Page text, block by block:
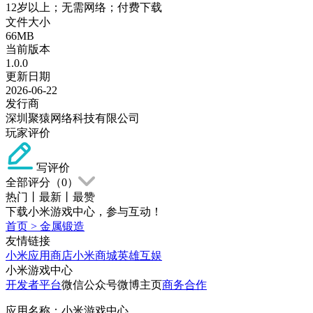
12岁以上；无需网络；付费下载
文件大小
66MB
当前版本
1.0.0
更新日期
2026-06-22
发行商
深圳聚猿网络科技有限公司
玩家评价
写评价
全部评分（0）
热门
最新
最赞
下载小米游戏中心，参与互动！
首页 > 金属锻造
友情链接
小米应用商店小米商城英雄互娱
小米游戏中心
开发者平台微信公众号微博主页商务合作
应用名称：小米游戏中心